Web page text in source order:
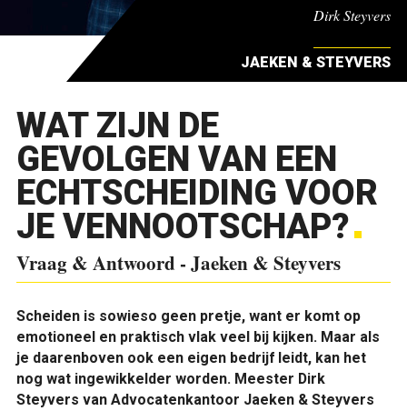
Dirk Steyvers
JAEKEN & STEYVERS
WAT ZIJN DE
GEVOLGEN VAN EEN
ECHTSCHEIDING VOOR
JE VENNOOTSCHAP?
Vraag & Antwoord - Jaeken & Steyvers
Scheiden is sowieso geen pretje, want er komt op
emotioneel en praktisch vlak veel bij kijken. Maar als
je daarenboven ook een eigen bedrijf leidt, kan het
nog wat ingewikkelder worden. Meester Dirk
Steyvers van Advocatenkantoor Jaeken & Steyvers